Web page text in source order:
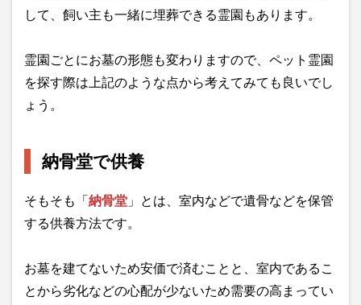
して、飼い主も一緒に埋葬できる霊園もあります。
霊園ごとにお墓の形態も変わりますので、ペット霊園
を探す際は上記のような点から考えてみても良いでし
ょう。
納骨堂で供養
そもそも「 納骨堂 」とは、室内などで遺骨などを保管
する供養方法です。
お墓を建てないため安価で済むことと、室内であるこ
とから劣化などの心配が少ないため需要の高まってい